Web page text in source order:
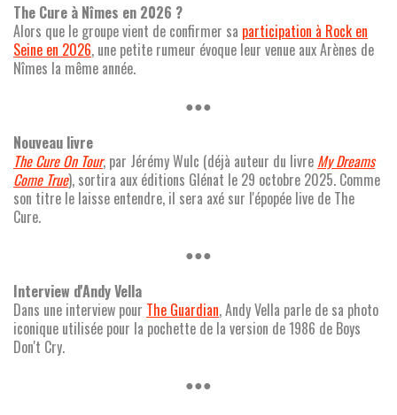
The Cure à Nîmes en 2026 ?
Alors que le groupe vient de confirmer sa participation à Rock en
Seine en 2026, une petite rumeur évoque leur venue aux Arènes de
Nîmes la même année.
●●●
Nouveau livre
The Cure On Tour, par Jérémy Wulc (déjà auteur du livre My Dreams
Come True), sortira aux éditions Glénat le 29 octobre 2025. Comme
son titre le laisse entendre, il sera axé sur l'épopée live de The
Cure.
●●●
Interview d'Andy Vella
Dans une interview pour The Guardian, Andy Vella parle de sa photo
iconique utilisée pour la pochette de la version de 1986 de Boys
Don't Cry.
●●●